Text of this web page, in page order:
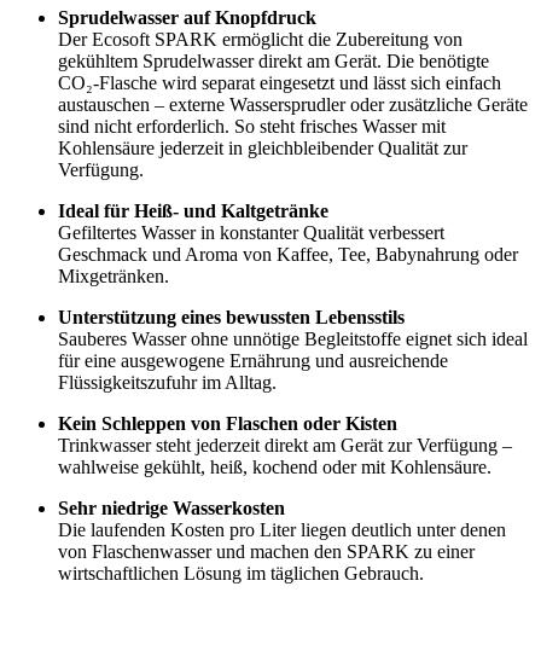
Sprudelwasser auf Knopfdruck
Der Ecosoft SPARK ermöglicht die Zubereitung von
gekühltem Sprudelwasser direkt am Gerät. Die benötigte
CO₂-Flasche wird separat eingesetzt und lässt sich einfach
austauschen – externe Wassersprudler oder zusätzliche Geräte
sind nicht erforderlich. So steht frisches Wasser mit
Kohlensäure jederzeit in gleichbleibender Qualität zur
Verfügung.
Ideal für Heiß- und Kaltgetränke
Gefiltertes Wasser in konstanter Qualität verbessert
Geschmack und Aroma von Kaffee, Tee, Babynahrung oder
Mixgetränken.
Unterstützung eines bewussten Lebensstils
Sauberes Wasser ohne unnötige Begleitstoffe eignet sich ideal
für eine ausgewogene Ernährung und ausreichende
Flüssigkeitszufuhr im Alltag.
Kein Schleppen von Flaschen oder Kisten
Trinkwasser steht jederzeit direkt am Gerät zur Verfügung –
wahlweise gekühlt, heiß, kochend oder mit Kohlensäure.
Sehr niedrige Wasserkosten
Die laufenden Kosten pro Liter liegen deutlich unter denen
von Flaschenwasser und machen den SPARK zu einer
wirtschaftlichen Lösung im täglichen Gebrauch.